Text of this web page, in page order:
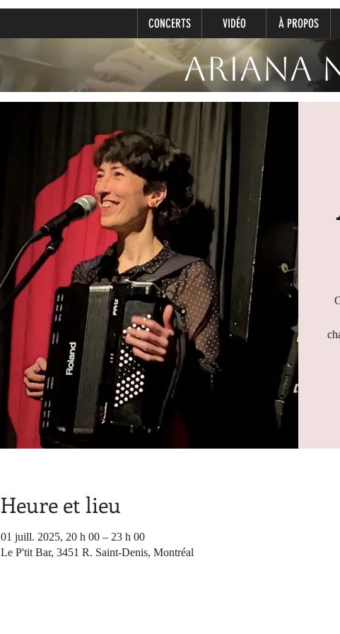
CONCERTS VIDÉO À PROPOS
Ariana
Heure et lieu
01 juill. 2025, 20 h 00 – 23 h 00
Le P'tit Bar, 3451 R. Saint-Denis, Montréal